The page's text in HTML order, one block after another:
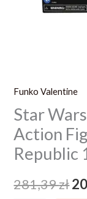
Funko Valentine
Star
Action
Republic
281,39zł
Republic